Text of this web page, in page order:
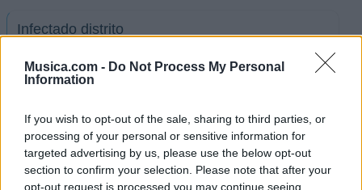
Musica.com - Do Not Process My Personal
Information
If you wish to opt-out of the sale, sharing to third parties, or
processing of your personal or sensitive information for
targeted advertising by us, please use the below opt-out
section to confirm your selection. Please note that after your
opt-out request is processed you may continue seeing
Infectado distrito
Chula (ft. Poochyeeh)
Ver todas sus letras por orden alfabético
+ La Excepción